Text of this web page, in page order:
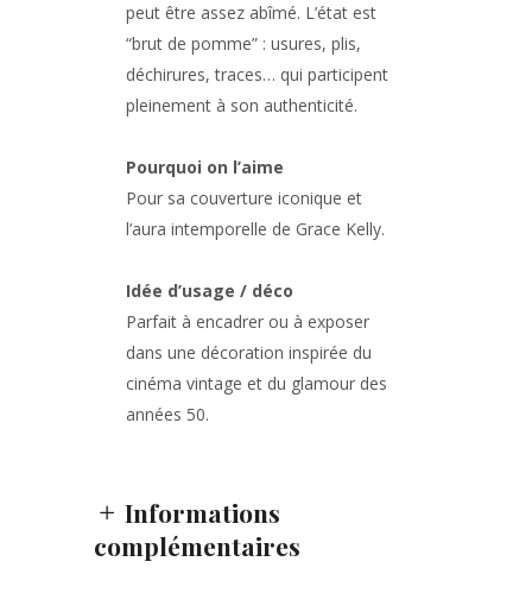
peut être assez abîmé. L’état est
“brut de pomme” : usures, plis,
déchirures, traces… qui participent
pleinement à son authenticité.
Pourquoi on l’aime
Pour sa couverture iconique et
l’aura intemporelle de Grace Kelly.
Idée d’usage / déco
Parfait à encadrer ou à exposer
dans une décoration inspirée du
cinéma vintage et du glamour des
années 50.
Informations
complémentaires